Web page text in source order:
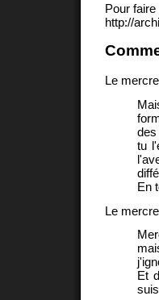
Pour
http://
Le
des
tu
En
Le
Et